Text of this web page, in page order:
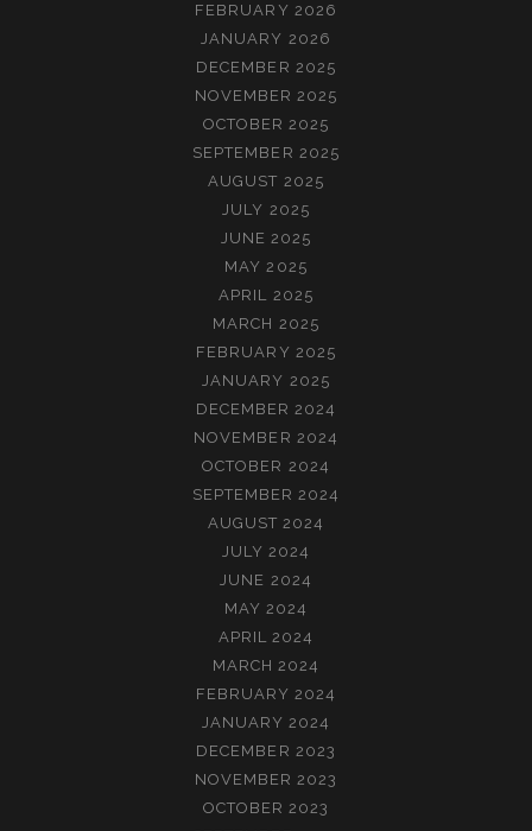
FEBRUARY 2026
JANUARY 2026
DECEMBER 2025
NOVEMBER 2025
OCTOBER 2025
SEPTEMBER 2025
AUGUST 2025
JULY 2025
JUNE 2025
MAY 2025
APRIL 2025
MARCH 2025
FEBRUARY 2025
JANUARY 2025
DECEMBER 2024
NOVEMBER 2024
OCTOBER 2024
SEPTEMBER 2024
AUGUST 2024
JULY 2024
JUNE 2024
MAY 2024
APRIL 2024
MARCH 2024
FEBRUARY 2024
JANUARY 2024
DECEMBER 2023
NOVEMBER 2023
OCTOBER 2023